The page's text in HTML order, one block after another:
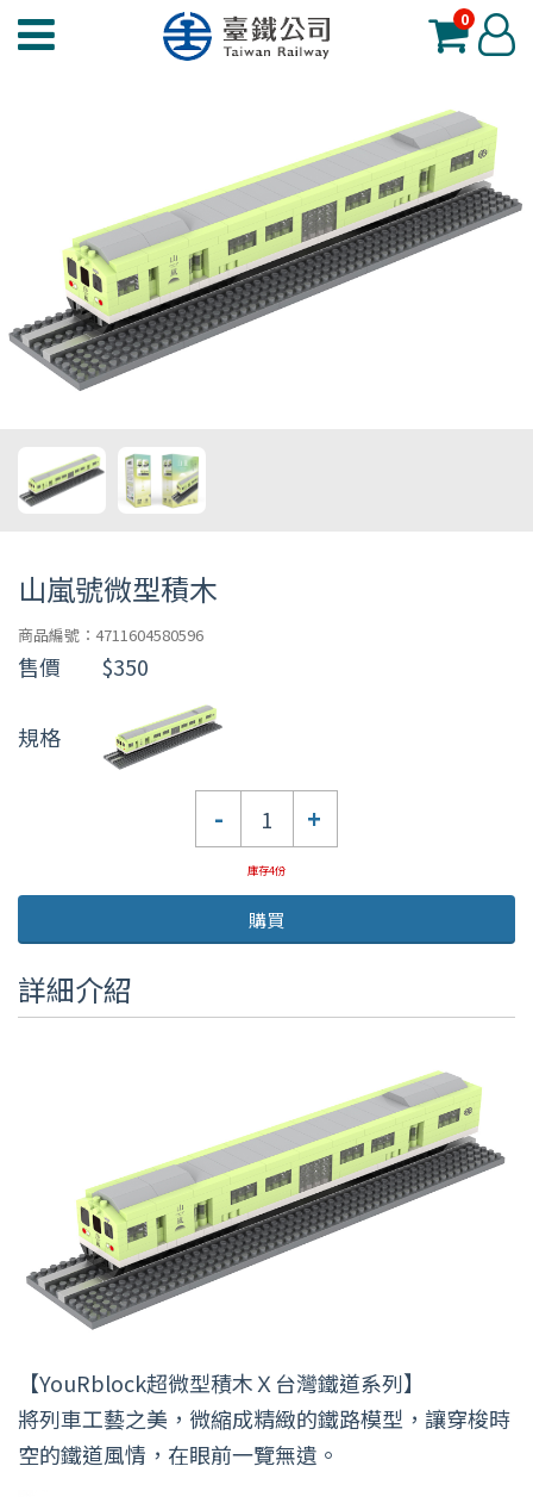
臺
單
0 登
入
山嵐號微型積木
商品編號：4711604580596
售價 $350
規格
- +
庫存4份
購買
詳細介紹
【YouRblock超微型積木Ｘ台灣鐵道系列】
將列車工藝之美，微縮成精緻的鐵路模型，讓穿梭時
空的鐵道風情，在眼前一覽無遺。